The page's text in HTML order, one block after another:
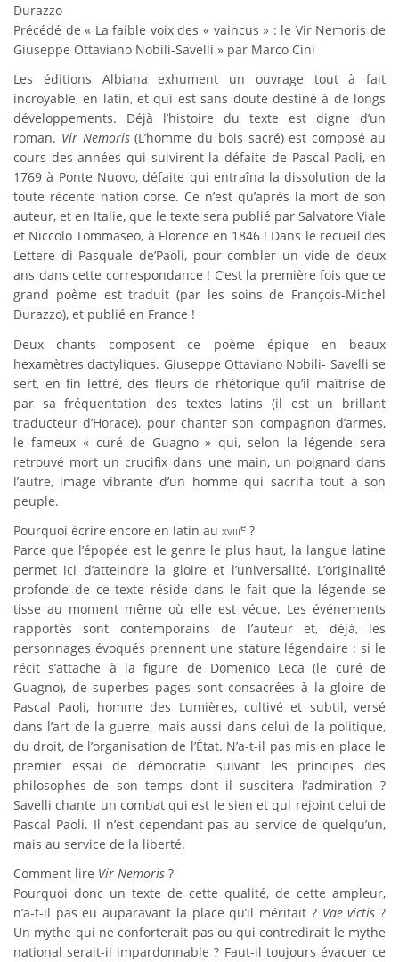
Durazzo
Précédé de « La faible voix des « vaincus » : le Vir Nemoris de
Giuseppe Ottaviano Nobili-Savelli » par Marco Cini
Les éditions Albiana exhument un ouvrage tout à fait
incroyable, en latin, et qui est sans doute destiné à de longs
développements. Déjà l’histoire du texte est digne d’un
roman. Vir Nemoris(L’homme du bois sacré) est composé au
cours des années qui suivirent la défaite de Pascal Paoli, en
1769 à Ponte Nuovo, défaite qui entraîna la dissolution de la
toute récente nation corse. Ce n’est qu’après la mort de son
auteur, et en Italie, que le texte sera publié par Salvatore Viale
et Niccolo Tommaseo, à Florence en 1846 ! Dans le recueil des
Lettere di Pasquale de’Paoli, pour combler un vide de deux
ans dans cette correspondance ! C’est la première fois que ce
grand poème est traduit (par les soins de François-Michel
Durazzo), et publié en France !
Deux chants composent ce poème épique en beaux
hexamètres dactyliques. Giuseppe Ottaviano Nobili- Savelli se
sert, en fin lettré, des fleurs de rhétorique qu’il maîtrise de
par sa fréquentation des textes latins (il est un brillant
traducteur d’Horace), pour chanter son compagnon d’armes,
le fameux « curé de Guagno » qui, selon la légende sera
retrouvé mort un crucifix dans une main, un poignard dans
l’autre, image vibrante d’un homme qui sacrifia tout à son
peuple.
Pourquoi écrire encore en latin au xviiie ?
Parce que l’épopée est le genre le plus haut, la langue latine
permet ici d’atteindre la gloire et l’universalité. L’originalité
profonde de ce texte réside dans le fait que la légende se
tisse au moment même où elle est vécue. Les événements
rapportés sont contemporains de l’auteur et, déjà, les
personnages évoqués prennent une stature légendaire : si le
récit s’attache à la figure de Domenico Leca (le curé de
Guagno), de superbes pages sont consacrées à la gloire de
Pascal Paoli, homme des Lumières, cultivé et subtil, versé
dans l’art de la guerre, mais aussi dans celui de la politique,
du droit, de l’organisation de l’État. N’a-t-il pas mis en place le
premier essai de démocratie suivant les principes des
philosophes de son temps dont il suscitera l’admiration ?
Savelli chante un combat qui est le sien et qui rejoint celui de
Pascal Paoli. Il n’est cependant pas au service de quelqu’un,
mais au service de la liberté.
Comment lire Vir Nemoris ?
Pourquoi donc un texte de cette qualité, de cette ampleur,
n’a-t-il pas eu auparavant la place qu’il méritait ? Vae victis ?
Un mythe qui ne conforterait pas ou qui contredirait le mythe
national serait-il impardonnable ? Faut-il toujours évacuer ce